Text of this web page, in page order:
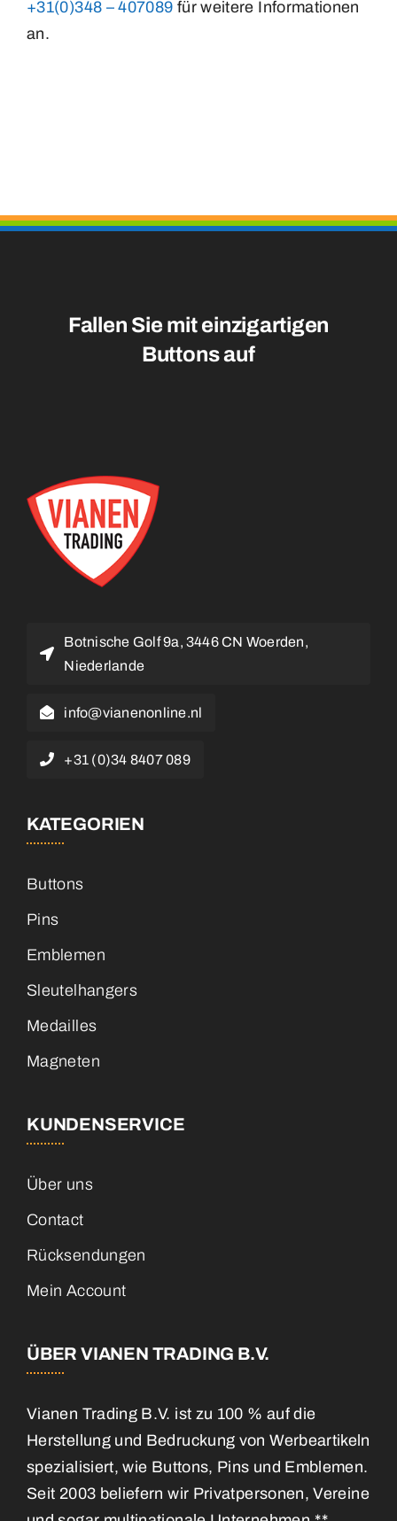
+31(0)348 – 407089 für weitere Informationen
an.
Fallen Sie mit einzigartigen
Botnische Golf 9a, 3446 CN Woerden,
Niederlande
info@vianenonline.nl
+31 (0)34 8407 089
KATEGORIEN
Buttons
Pins
Emblemen
Sleutelhangers
Medailles
Magneten
KUNDENSERVICE
Über uns
Contact
Rücksendungen
Mein Account
ÜBER VIANEN TRADING B.V.
Vianen Trading B.V. ist zu 100 % auf die
Herstellung und Bedruckung von Werbeartikeln
spezialisiert, wie Buttons, Pins und Emblemen.
Seit 2003 beliefern wir Privatpersonen, Vereine